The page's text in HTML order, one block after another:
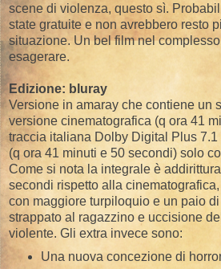
scene di violenza, questo sì.
state gratuite e non avrebbero resto
situazione. Un bel film nel
esagerare.
Edizione: bluray
Versione in amaray che contiene un
versione cinematografica (q ora 41
traccia italiana Dolby Digital Plus
(q ora 41 minuti e 50 secondi) solo
Come si nota la integrale è
secondi rispetto alla
con maggiore turpiloquio e un paio
strappato al ragazzino e uccisione
violente. Gli extra invece sono:
Una nuova concezione di